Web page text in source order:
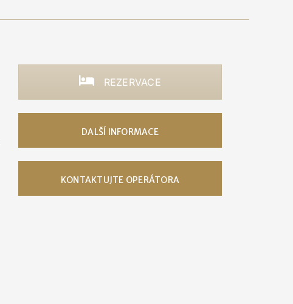
REZERVACE
DALŠÍ INFORMACE
KONTAKTUJTE OPERÁTORA